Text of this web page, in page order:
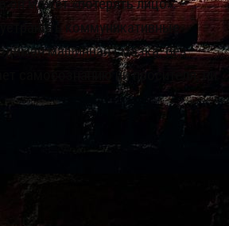
он может «потерять лицо»:
коммуникативные
машинная смазка, без
самосознанию ни просителя, ни